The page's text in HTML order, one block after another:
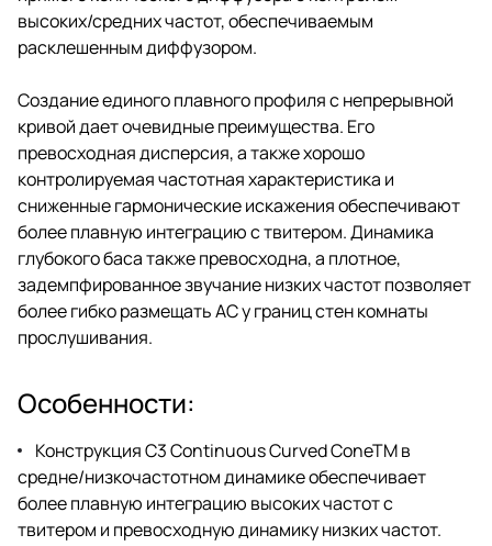
высоких/средних частот, обеспечиваемым
расклешенным диффузором.
Создание единого плавного профиля с непрерывной
кривой дает очевидные преимущества. Его
превосходная дисперсия, а также хорошо
контролируемая частотная характеристика и
сниженные гармонические искажения обеспечивают
более плавную интеграцию с твитером. Динамика
глубокого баса также превосходна, а плотное,
задемпфированное звучание низких частот позволяет
более гибко размещать АС у границ стен комнаты
прослушивания.
Особенности:
Конструкция C3 Continuous Curved ConeTM в
средне/низкочастотном динамике обеспечивает
более плавную интеграцию высоких частот с
твитером и превосходную динамику низких частот.